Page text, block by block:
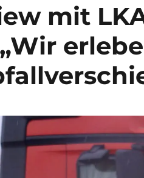
mit